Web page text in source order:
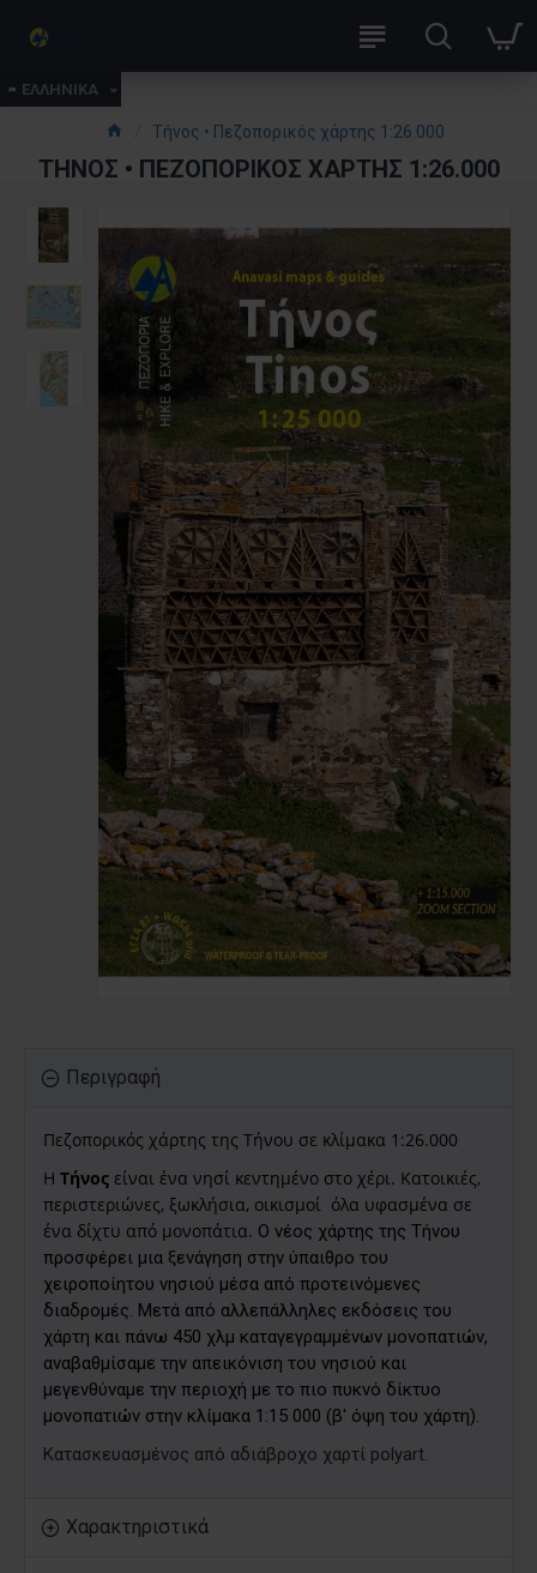
ΕΛΛΗΝΙΚΑ
Τήνος • Πεζοπορικός χάρτης 1:26.000
ΤΉΝΟΣ • ΠΕΖΟΠΟΡΙΚΌΣ ΧΆΡΤΗΣ 1:26.000
Περιγραφή
Πεζοπορικός χάρτης της Τήνου σε κλίμακα 1:26.000
Η Τήνος είναι ένα νησί κεντημένο στο χέρι. Κατοικιές,
περιστεριώνες, ξωκλήσια, οικισμοί όλα υφασμένα σε
ένα δίχτυ από μονοπάτια. Ο νέος χάρτης της Τήνου
προσφέρει μια ξενάγηση στην ύπαιθρο του
χειροποίητου νησιού μέσα από προτεινόμενες
διαδρομές. Μετά από αλλεπάλληλες εκδόσεις του
χάρτη και πάνω 450 χλμ καταγεγραμμένων μονοπατιών,
αναβαθμίσαμε την απεικόνιση του νησιού και
μεγενθύναμε την περιοχή με το πιο πυκνό δίκτυο
μονοπατιών στην κλίμακα 1:15 000 (β' όψη του χάρτη).
Κατασκευασμένος από αδιάβροχο χαρτί polyart.
Χαρακτηριστικά